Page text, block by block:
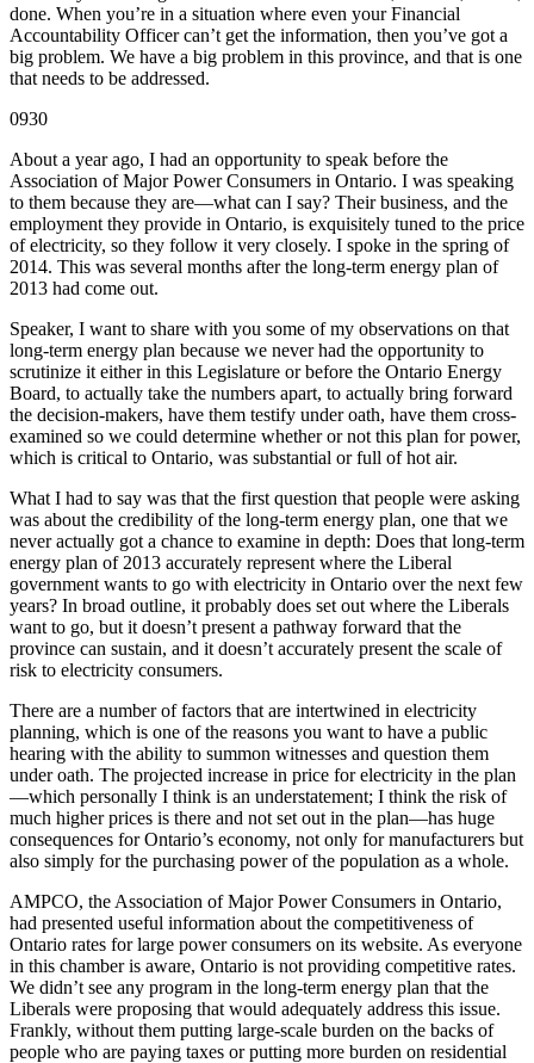
done. When you’re in a situation where even your Financial
Accountability Officer can’t get the information, then you’ve got a
big problem. We have a big problem in this province, and that is one
that needs to be addressed.
0930
About a year ago, I had an opportunity to speak before the
Association of Major Power Consumers in Ontario. I was speaking
to them because they are—what can I say? Their business, and the
employment they provide in Ontario, is exquisitely tuned to the price
of electricity, so they follow it very closely. I spoke in the spring of
2014. This was several months after the long-term energy plan of
2013 had come out.
Speaker, I want to share with you some of my observations on that
long-term energy plan because we never had the opportunity to
scrutinize it either in this Legislature or before the Ontario Energy
Board, to actually take the numbers apart, to actually bring forward
the decision-makers, have them testify under oath, have them cross-
examined so we could determine whether or not this plan for power,
which is critical to Ontario, was substantial or full of hot air.
What I had to say was that the first question that people were asking
was about the credibility of the long-term energy plan, one that we
never actually got a chance to examine in depth: Does that long-term
energy plan of 2013 accurately represent where the Liberal
government wants to go with electricity in Ontario over the next few
years? In broad outline, it probably does set out where the Liberals
want to go, but it doesn’t present a pathway forward that the
province can sustain, and it doesn’t accurately present the scale of
risk to electricity consumers.
There are a number of factors that are intertwined in electricity
planning, which is one of the reasons you want to have a public
hearing with the ability to summon witnesses and question them
under oath. The projected increase in price for electricity in the plan
—which personally I think is an understatement; I think the risk of
much higher prices is there and not set out in the plan—has huge
consequences for Ontario’s economy, not only for manufacturers but
also simply for the purchasing power of the population as a whole.
AMPCO, the Association of Major Power Consumers in Ontario,
had presented useful information about the competitiveness of
Ontario rates for large power consumers on its website. As everyone
in this chamber is aware, Ontario is not providing competitive rates.
We didn’t see any program in the long-term energy plan that the
Liberals were proposing that would adequately address this issue.
Frankly, without them putting large-scale burden on the backs of
people who are paying taxes or putting more burden on residential